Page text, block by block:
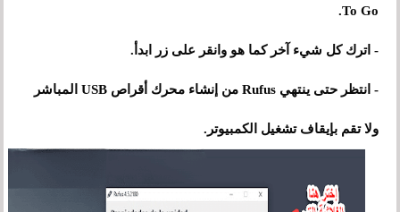
To Go.
- اترك كل شيء آخر كما هو وانقر على زر ابدأ.
- انتظر حتى ينتهي Rufus من إنشاء محرك أقراص USB المباشر
ولا تقم بإيقاف تشغيل الكمبيوتر.